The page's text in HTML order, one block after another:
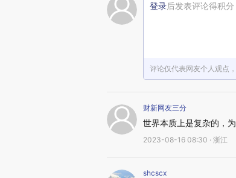
登录后发表评论得积分
评论仅代表网友个人观点
财新网友三分
世界本质上是复杂的，
2023-08-16 08:30 · 浙江
shcscx